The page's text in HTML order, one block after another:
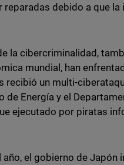
debido a que
la cibercriminalidad,
mundial, han
recibió un multi-
de Energía y el
ejecutado por piratas
el gobierno de Japón